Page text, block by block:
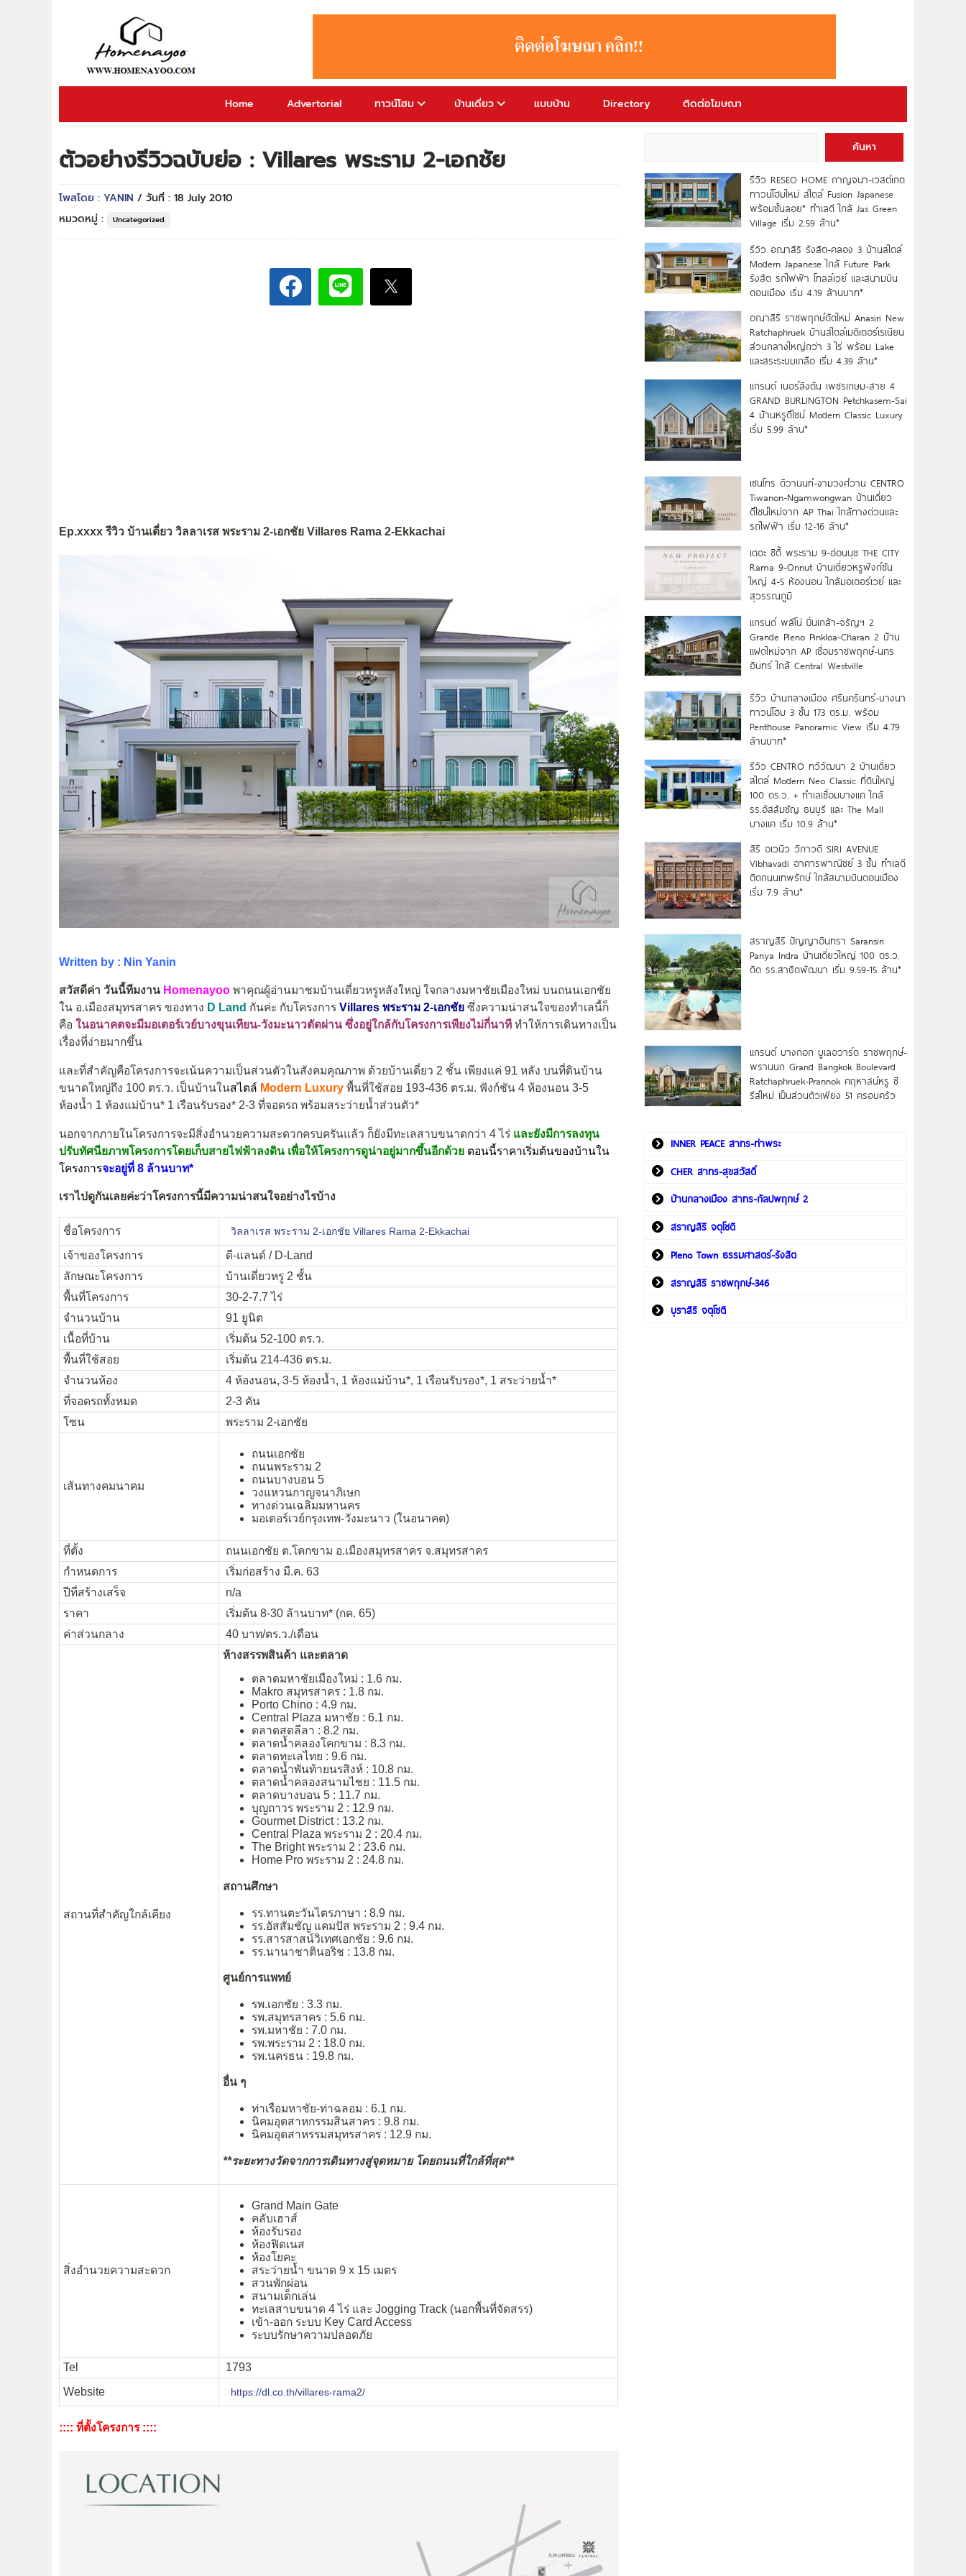
Home Advertorial ทาวน์โฮม บ้านเดี่ยว แบบบ้าน Directory ติดต่อโฆษณา
ตัวอย่างรีวิวฉบับย่อ : Villares พระราม 2-เอกชัย
โพสโดย : YANIN / วันที่ : 18 July 2010
หมวดหมู่ :
Uncategorized
Ep.xxxx รีวิว บ้านเดี่ยว วิลลาเรส พระราม 2-เอกชัย Villares Rama 2-Ekkachai
Written by : Nin Yanin
สวัสดีค่า วันนี้ทีมงาน Homenayoo พาคุณผู้อ่านมาชมบ้านเดี่ยวหรูหลังใหญ่ ใจกลางมหาชัยเมืองใหม่ บนถนนเอกชัย
ใน อ.เมืองสมุทรสาคร ของทาง D Land กันค่ะ กับโครงการ Villares พระราม 2-เอกชัย ซึ่งความน่าสนใจของทำเลนี้ก็
คือ ในอนาคตจะมีมอเตอร์เวย์บางขุนเทียน-วังมะนาวตัดผ่าน ซึ่งอยู่ใกล้กับโครงการเพียงไม่กี่นาที ทำให้การเดินทางเป็น
เรื่องที่ง่ายมากขึ้น
และที่สำคัญคือโครงการจะเน้นความเป็นส่วนตัวในสังคมคุณภาพ ด้วยบ้านเดี่ยว 2 ชั้น เพียงแค่ 91 หลัง บนที่ดินบ้าน
ขนาดใหญ่ถึง 100 ตร.ว. เป็นบ้านในสไตล์ Modern Luxury พื้นที่ใช้สอย 193-436 ตร.ม. ฟังก์ชัน 4 ห้องนอน 3-5
ห้องน้ำ 1 ห้องแม่บ้าน* 1 เรือนรับรอง* 2-3 ที่จอดรถ พร้อมสระว่ายน้ำส่วนตัว*
นอกจากภายในโครงการจะมีสิ่งอำนวยความสะดวกครบครันแล้ว ก็ยังมีทะเลสาบขนาดกว่า 4 ไร่ และยังมีการลงทุน
ปรับทัศนียภาพโครงการโดยเก็บสายไฟฟ้าลงดิน เพื่อให้โครงการดูน่าอยู่มากขึ้นอีกด้วย ตอนนี้ราคาเริ่มต้นของบ้านใน
โครงการจะอยู่ที่ 8 ล้านบาท*
เราไปดูกันเลยค่ะว่าโครงการนี้มีความน่าสนใจอย่างไรบ้าง
ชื่อโครงการ วิลลาเรส พระราม 2-เอกชัย Villares Rama 2-Ekkachai
เจ้าของโครงการ
ดี-แลนด์ / D-Land
ลักษณะโครงการ
บ้านเดี่ยวหรู 2 ชั้น
พื้นที่โครงการ
30-2-7.7 ไร่
จำนวนบ้าน
91 ยูนิต
เนื้อที่บ้าน
เริ่มต้น 52-100 ตร.ว.
พื้นที่ใช้สอย
เริ่มต้น 214-436 ตร.ม.
จำนวนห้อง
4 ห้องนอน, 3-5 ห้องน้ำ, 1 ห้องแม่บ้าน*, 1 เรือนรับรอง*, 1 สระว่ายน้ำ*
ที่จอดรถทั้งหมด
2-3 คัน
โซน
พระราม 2-เอกชัย
เส้นทางคมนาคม
ถนนเอกชัย
ถนนพระราม 2
ถนนบางบอน 5
วงแหวนกาญจนาภิเษก
ทางด่วนเฉลิมมหานคร
มอเตอร์เวย์กรุงเทพ-วังมะนาว (ในอนาคต)
ที่ตั้ง
ถนนเอกชัย ต.โคกขาม อ.เมืองสมุทรสาคร จ.สมุทรสาคร
กำหนดการ
เริ่มก่อสร้าง มี.ค. 63
ปีที่สร้างเสร็จ
n/a
ราคา
เริ่มต้น 8-30 ล้านบาท* (กค. 65)
ค่าส่วนกลาง
40 บาท/ตร.ว./เดือน
สถานที่สำคัญใกล้เคียง
ห้างสรรพสินค้า และตลาด
ตลาดมหาชัยเมืองใหม่ : 1.6 กม.
Makro สมุทรสาคร : 1.8 กม.
Porto Chino : 4.9 กม.
Central Plaza มหาชัย : 6.1 กม.
ตลาดสดลีลา : 8.2 กม.
ตลาดน้ำคลองโคกขาม : 8.3 กม.
ตลาดทะเลไทย : 9.6 กม.
ตลาดน้ำพันท้ายนรสิงห์ : 10.8 กม.
ตลาดน้ำคลองสนามไชย : 11.5 กม.
ตลาดบางบอน 5 : 11.7 กม.
บุญถาวร พระราม 2 : 12.9 กม.
Gourmet District : 13.2 กม.
Central Plaza พระราม 2 : 20.4 กม.
The Bright พระราม 2 : 23.6 กม.
Home Pro พระราม 2 : 24.8 กม.
สถานศึกษา
รร.ทานตะวันไตรภาษา : 8.9 กม.
รร.อัสสัมชัญ แคมปัส พระราม 2 : 9.4 กม.
รร.สารสาสน์วิเทศเอกชัย : 9.6 กม.
รร.นานาชาตินอริช : 13.8 กม.
ศูนย์การแพทย์
รพ.เอกชัย : 3.3 กม.
รพ.สมุทรสาคร : 5.6 กม.
รพ.มหาชัย : 7.0 กม.
รพ.พระราม 2 : 18.0 กม.
รพ.นครธน : 19.8 กม.
อื่น ๆ
ท่าเรือมหาชัย-ท่าฉลอม : 6.1 กม.
นิคมอุตสาหกรรมสินสาคร : 9.8 กม.
นิคมอุตสาหรรมสมุทรสาคร : 12.9 กม.
**ระยะทางวัดจากการเดินทางสู่จุดหมาย โดยถนนที่ใกล้ที่สุด**
สิ่งอำนวยความสะดวก
Grand Main Gate
คลับเฮาส์
ห้องรับรอง
ห้องฟิตเนส
ห้องโยคะ
สระว่ายน้ำ ขนาด 9 x 15 เมตร
สวนพักผ่อน
สนามเด็กเล่น
ทะเลสาบขนาด 4 ไร่ และ Jogging Track (นอกพื้นที่จัดสรร)
เข้า-ออก ระบบ Key Card Access
ระบบรักษาความปลอดภัย
Tel
1793
Website
https://dl.co.th/villares-rama2/
:::: ที่ตั้งโครงการ ::::
ค้นหา
รีวิว RESEO HOME กาญจนา-เวสต์เกต
ทาวน์โฮมใหม่ สไตล์ Fusion Japanese
พร้อมชั้นลอย* ทำเลดี ใกล้ Jas Green
Village เริ่ม 2.59 ล้าน*
รีวิว อณาสิริ รังสิต-คลอง 3 บ้านสไตล์
Modern Japanese ใกล้ Future Park
รังสิต รถไฟฟ้า โทลล์เวย์ และสนามบิน
ดอนเมือง เริ่ม 4.19 ล้านบาท*
อณาสิริ ราชพฤกษ์ตัดใหม่ Anasiri New
Ratchaphruek บ้านสไตล์เมดิเตอร์เรเนียน
ส่วนกลางใหญ่กว่า 3 ไร่ พร้อม Lake
และสระระบบเกลือ เริ่ม 4.39 ล้าน*
แกรนด์ เบอร์ลิงตัน เพชรเกษม-สาย 4
GRAND BURLINGTON Petchkasem-Sai
4 บ้านหรูดีไซน์ Modern Classic Luxury
เริ่ม 5.99 ล้าน*
เซนโทร ติวานนท์-งามวงศ์วาน CENTRO
Tiwanon-Ngamwongwan บ้านเดี่ยว
ดีไซน์ใหม่จาก AP Thai ใกล้ทางด่วนและ
รถไฟฟ้า เริ่ม 12-16 ล้าน*
เดอะ ซิตี้ พระราม 9-อ่อนนุช THE CITY
Rama 9-Onnut บ้านเดี่ยวหรูฟังก์ชัน
ใหญ่ 4-5 ห้องนอน ใกล้มอเตอร์เวย์ และ
สุวรรณภูมิ
แกรนด์ พลีโน่ ปิ่นเกล้า-จรัญฯ 2
Grande Pleno Pinkloa-Charan 2 บ้าน
แฝดใหม่จาก AP เชื่อมราชพฤกษ์-นคร
อินทร์ ใกล้ Central Westville
รีวิว บ้านกลางเมือง ศรีนครินทร์-บางนา
ทาวน์โฮม 3 ชั้น 173 ตร.ม. พร้อม
Penthouse Panoramic View เริ่ม 4.79
ล้านบาท*
รีวิว CENTRO ทวีวัฒนา 2 บ้านเดี่ยว
สไตล์ Modern Neo Classic ที่ดินใหญ่
100 ตร.ว. + ทำเลเชื่อมบางแค ใกล้
รร.อัสสัมชัญ ธนบุรี และ The Mall
บางแค เริ่ม 10.9 ล้าน*
สิริ อเวนิว วิภาวดี SIRI AVENUE
Vibhavadi อาคารพาณิชย์ 3 ชั้น ทำเลดี
ติดถนนเทพรักษ์ ใกล้สนามบินดอนเมือง
เริ่ม 7.9 ล้าน*
สราญสิริ ปัญญาอินทรา Saransiri
Panya Indra บ้านเดี่ยวใหญ่ 100 ตร.ว.
ดิด รร.สาธิตพัฒนา เริ่ม 9.59-15 ล้าน*
แกรนด์ บางกอก บูเลอวาร์ด ราชพฤกษ์-
พรานนก Grand Bangkok Boulevard
Ratchaphruek-Prannok คฤหาสน์หรู ซี
รีส์ใหม่ เป็นส่วนตัวเพียง 51 ครอบครัว
INNER PEACE สาทร-ท่าพระ
CHER สาทร-สุขสวัสดิ์
บ้านกลางเมือง สาทร-กัลปพฤกษ์ 2
สราญสิริ จตุโชติ
Pleno Town ธรรมศาสตร์-รังสิต
สราญสิริ ราชพฤกษ์-346
บุราสิริ จตุโชติ